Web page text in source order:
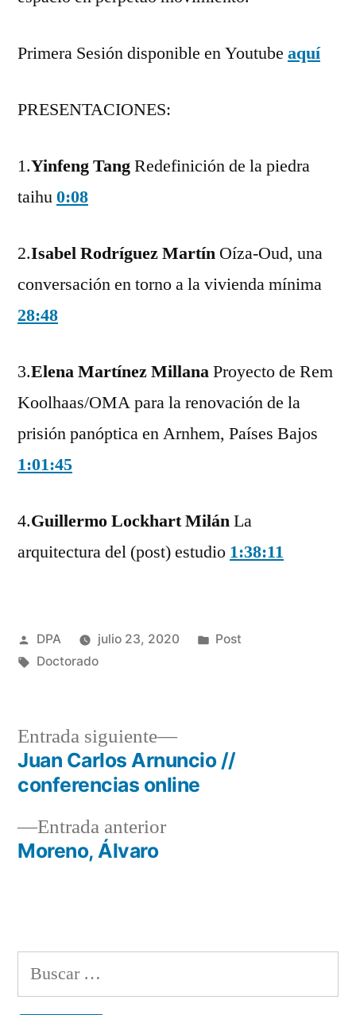
Primera Sesión disponible en Youtube aquí
PRESENTACIONES:
1.Yinfeng TangRedefinición de la piedra
taihu0:08
2.Isabel Rodríguez Martín Oíza-Oud, una
conversación en torno a la vivienda mínima
28:48
3.Elena Martínez MillanaProyecto de Rem
Koolhaas/OMA para la renovación de la
prisión panóptica en Arnhem, Países Bajos
1:01:45
4.Guillermo Lockhart MilánLa
arquitectura del (post) estudio 1:38:11
Publicado
por
DPA julio 23, 2020
Publicado
Post
Etiquetas:
Doctorado
Navegación
entradas
Entrada anteriorEntrada
Moreno, Álvaro
Entrada siguiente
Entrada
siguiente:
Juan Carlos Arnuncio //
conferencias online
Buscar: